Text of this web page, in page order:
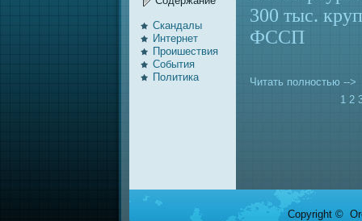
Скандалы
Интернeт
Проишествия
События
Политика
300 тыс.
ФССП
Читать полностью -->
1 2
Copyright ©